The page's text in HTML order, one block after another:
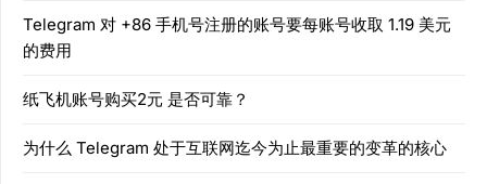
Telegram 对 +86 手机号注册的账号要每账号收取 1.19 美元
的费用
纸飞机账号购买2元 是否可靠？
为什么 Telegram 处于互联网迄今为止最重要的变革的核心